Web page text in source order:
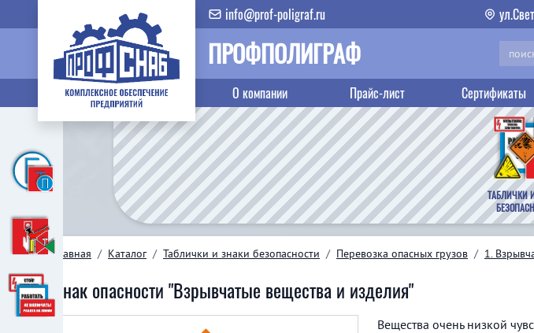
info@prof-poligraf.ru
ПРОФПОЛИГРАФ
О компании Прайс-лист Сертификаты
ТАБЛИЧКИ
Главная / Каталог / Таблички и знаки безопасности / Перевозка опасных грузов / 1.
Знак опасности "Взрывчатые вещества и изделия"
Вещества очень низкой